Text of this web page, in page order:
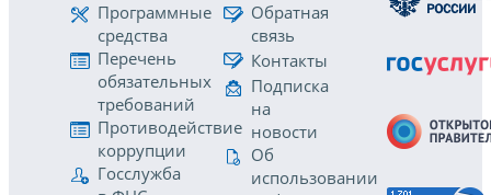
Программные
средства
Перечень
обязательных
требований
Противодействие
коррупции
Госслужба
Обратная
связь
Контакты
Подписка
на
новости
Об
использовании